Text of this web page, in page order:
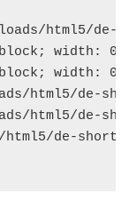
html5/
width: 0px;
width: 0px;
html5/de-
html5/de-
html5/de-